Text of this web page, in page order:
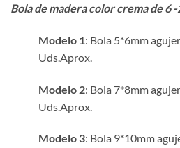
precios:
desde
6.50€
12.00€
Bola de madera color crema de 6
Modelo 1: Bola 5*6mm
Uds.Aprox.
Modelo 2: Bola 7*8mm
Uds.Aprox.
Modelo 3: Bola 9*10mm